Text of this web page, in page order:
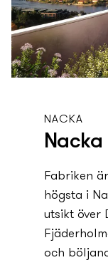
NACKA
Fabriken
högsta i
utsikt över
och